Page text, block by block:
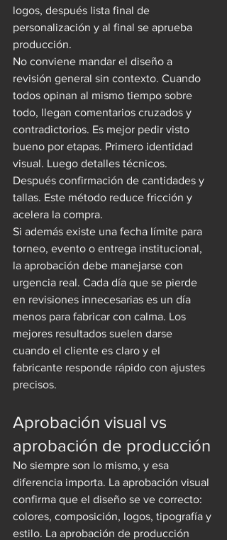
logos, después lista final de
personalización y al final se aprueba
producción.
No conviene mandar el diseño a
revisión general sin contexto. Cuando
todos opinan al mismo tiempo sobre
todo, llegan comentarios cruzados y
contradictorios. Es mejor pedir visto
bueno por etapas. Primero identidad
visual. Luego detalles técnicos.
Después confirmación de cantidades y
tallas. Este método reduce fricción y
acelera la compra.
Si además existe una fecha límite para
torneo, evento o entrega institucional,
la aprobación debe manejarse con
urgencia real. Cada día que se pierde
en revisiones innecesarias es un día
menos para fabricar con calma. Los
mejores resultados suelen darse
cuando el cliente es claro y el
fabricante responde rápido con ajustes
precisos.
Aprobación visual vs
aprobación de producción
No siempre son lo mismo, y esa
diferencia importa. La aprobación visual
confirma que el diseño se ve correcto:
colores, composición, logos, tipografía y
estilo. La aprobación de producción